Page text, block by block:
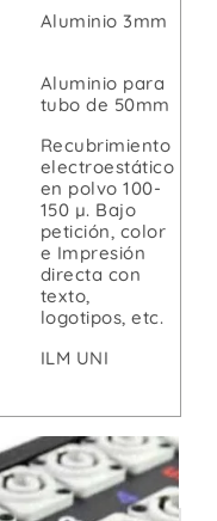
Aluminio 3mm
Aluminio para
tubo de 50mm
Recubrimiento
electroestático
en polvo 100-
150 µ. Bajo
petición, color
e Impresión
directa con
texto,
logotipos, etc.
ILM UNI